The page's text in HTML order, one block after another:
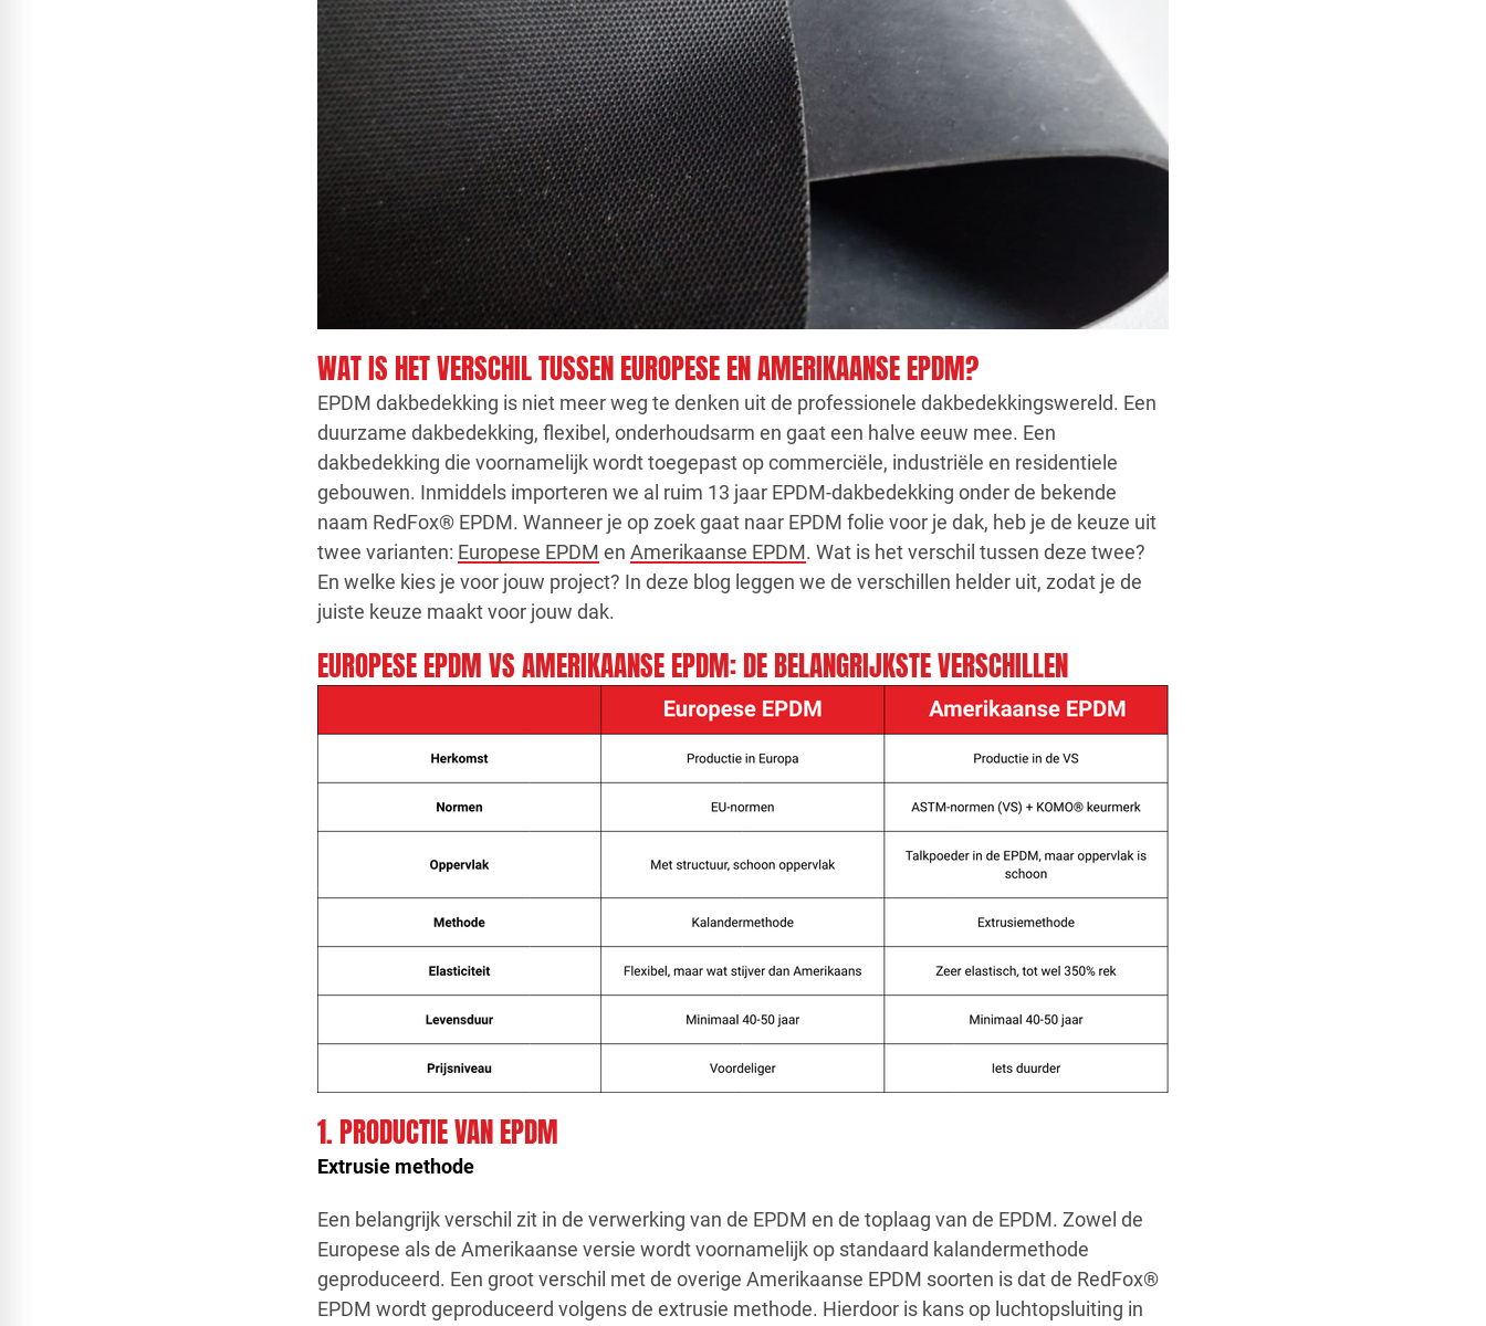
WAT IS HET VERSCHIL TUSSEN EUROPESE EN AMERIKAANSE EPDM?
EPDM dakbedekking is niet meer weg te denken uit de professionele dakbedekkingswereld. Een
duurzame dakbedekking, flexibel, onderhoudsarm en gaat een halve eeuw mee. Een
dakbedekking die voornamelijk wordt toegepast op commerciële, industriële en residentiele
gebouwen. Inmiddels importeren we al ruim 13 jaar EPDM-dakbedekking onder de bekende
naam RedFox® EPDM. Wanneer je op zoek gaat naar EPDM folie voor je dak, heb je de keuze uit
twee varianten: Europese EPDM en Amerikaanse EPDM. Wat is het verschil tussen deze twee?
En welke kies je voor jouw project? In deze blog leggen we de verschillen helder uit, zodat je de
juiste keuze maakt voor jouw dak.
EUROPESE EPDM VS AMERIKAANSE EPDM: DE BELANGRIJKSTE VERSCHILLEN
1. PRODUCTIE VAN EPDM
Extrusie methode
Een belangrijk verschil zit in de verwerking van de EPDM en de toplaag van de EPDM. Zowel de
Europese als de Amerikaanse versie wordt voornamelijk op standaard kalandermethode
geproduceerd. Een groot verschil met de overige Amerikaanse EPDM soorten is dat de RedFox®
EPDM wordt geproduceerd volgens de extrusie methode. Hierdoor is kans op luchtopsluiting in